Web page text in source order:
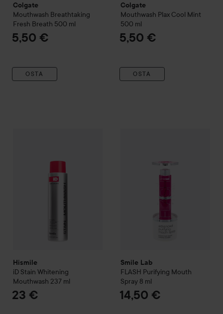
Colgate
Mouthwash Breathtaking
Fresh Breath 500 ml
5,50 €
OSTA
Colgate
Mouthwash Plax Cool Mint
500 ml
5,50 €
OSTA
Hismile
iD Stain Whitening
Mouthwash 237 ml
23 €
Smile Lab
FLASH Purifying Mouth
Spray 8 ml
14,50 €